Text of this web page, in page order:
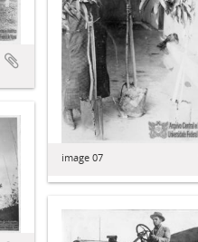
image 07